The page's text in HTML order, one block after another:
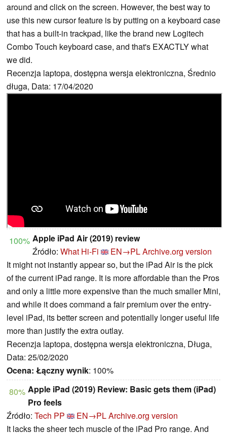
around and click on the screen. However, the best way to
use this new cursor feature is by putting on a keyboard case
that has a built-in trackpad, like the brand new Logitech
Combo Touch keyboard case, and that's EXACTLY what
we did.
Recenzja laptopa, dostępna wersja elektroniczna, Średnio
długa, Data: 17/04/2020
100% Apple iPad Air (2019) review
Źródło: What Hi-Fi EN→PLArchive.org version
It might not instantly appear so, but the iPad Air is the pick
of the current iPad range. It is more affordable than the Pros
and only a little more expensive than the much smaller Mini,
and while it does command a fair premium over the entry-
level iPad, its better screen and potentially longer useful life
more than justify the extra outlay.
Recenzja laptopa, dostępna wersja elektroniczna, Długa,
Data: 25/02/2020
Ocena: Łączny wynik: 100%
80% Apple iPad (2019) Review: Basic gets them (iPad)
Pro feels
Źródło: Tech PP EN→PLArchive.org version
It lacks the sheer tech muscle of the iPad Pro range. And